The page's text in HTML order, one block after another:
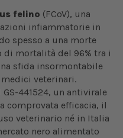
felino (FCoV), una
infiammatorie in
spesso a una morte
di mortalità del 96% tra i
sfida insormontabile
veterinari.
441524, un antivirale
comprovata efficacia, il
veterinario né in Italia
nero alimentato